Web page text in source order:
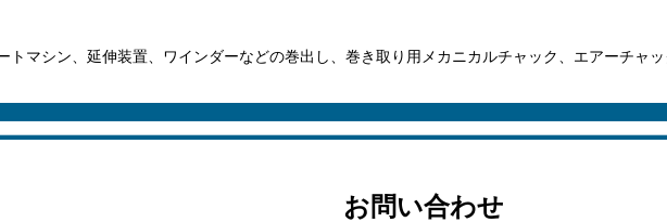
マシン、延伸装置、ワインダーなどの巻出し、巻き取り用メカニカルチャック、エアーチャ
お問い合わせ